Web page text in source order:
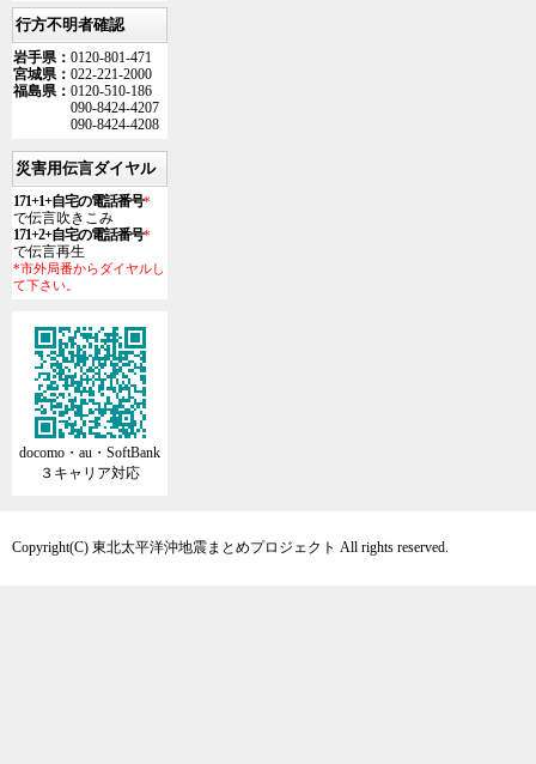
行方不明者確認
岩手県： 0120-801-471
宮城県： 022-221-2000
福島県： 0120-510-186
090-8424-4207
090-8424-4208
災害用伝言ダイヤル
171+1+自宅の電話番号*
で伝言吹きこみ
171+2+自宅の電話番号*
で伝言再生
*市外局番からダイヤルし
て下さい。
docomo・au・SoftBank
３キャリア対応
Copyright(C) 東北太平洋沖地震まとめプロジェクト All rights reserved.